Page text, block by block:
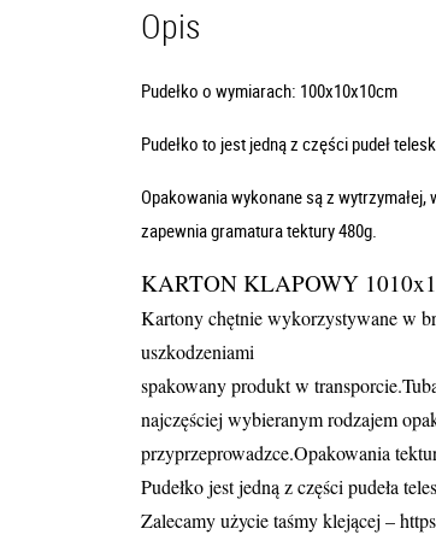
Opis
Pudełko o wymiarach: 100x10x10cm
Pudełko to jest jedną z części pudeł
Opakowania wykonane są z
zapewnia gramatura tektury 480g.
KARTON KLAPOWY
Kartony chętnie wykorzystywane w
uszkodzeniami
spakowany produkt w
najczęściej wybieranym rodzajem
przyprzeprowadzce.Opakowania
Pudełko jest jedną z części pudeła
Zalecamy użycie taśmy klejącej –